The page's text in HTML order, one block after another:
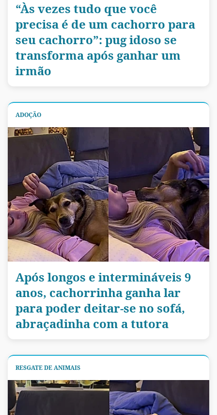
“Às vezes tudo que você
precisa é de um cachorro para
seu cachorro”: pug idoso se
transforma após ganhar um
irmão
ADOÇÃO
Após longos e intermináveis 9
anos, cachorrinha ganha lar
para poder deitar-se no sofá,
abraçadinha com a tutora
RESGATE DE ANIMAIS